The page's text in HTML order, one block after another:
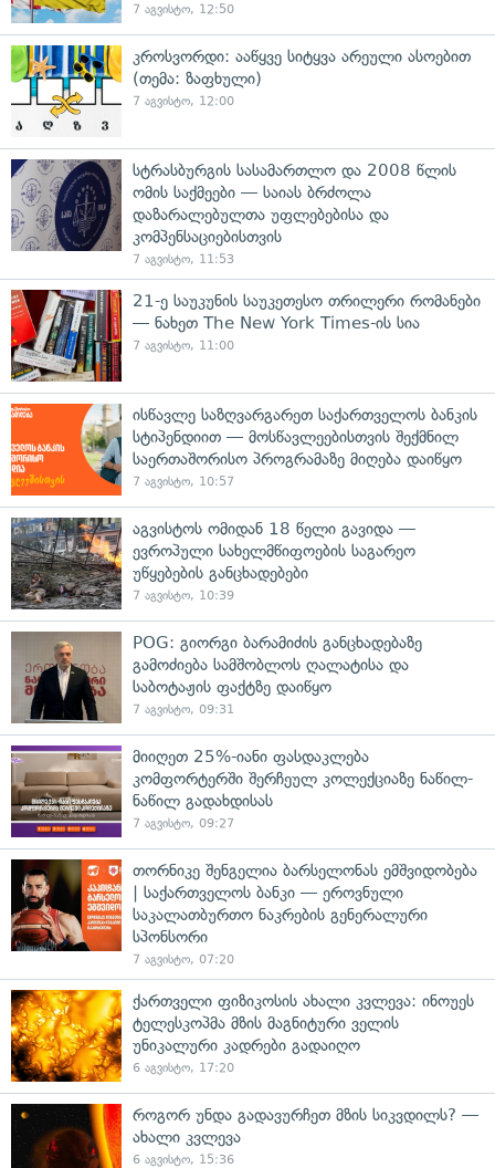
7 აგვისტო, 12:50
კროსვორდი: ააწყვე სიტყვა არეული ასოებით
(თემა: ზაფხული)
7 აგვისტო, 12:00
სტრასბურგის სასამართლო და 2008 წლის
ომის საქმეები — საიას ბრძოლა
დაზარალებულთა უფლებებისა და
კომპენსაციებისთვის
7 აგვისტო, 11:53
21-ე საუკუნის საუკეთესო თრილერი რომანები
— ნახეთ The New York Times-ის სია
7 აგვისტო, 11:00
ისწავლე საზღვარგარეთ საქართველოს ბანკის
სტიპენდიით — მოსწავლეებისთვის შექმნილ
საერთაშორისო პროგრამაზე მიღება დაიწყო
7 აგვისტო, 10:57
აგვისტოს ომიდან 18 წელი გავიდა —
ევროპული სახელმწიფოების საგარეო
უწყებების განცხადებები
7 აგვისტო, 10:39
POG: გიორგი ბარამიძის განცხადებაზე
გამოძიება სამშობლოს ღალატისა და
საბოტაჟის ფაქტზე დაიწყო
7 აგვისტო, 09:31
მიიღეთ 25%-იანი ფასდაკლება
კომფორტერში შერჩეულ კოლექციაზე ნაწილ-
ნაწილ გადახდისას
7 აგვისტო, 09:27
თორნიკე შენგელია ბარსელონას ემშვიდობება
| საქართველოს ბანკი — ეროვნული
საკალათბურთო ნაკრების გენერალური
სპონსორი
7 აგვისტო, 07:20
ქართველი ფიზიკოსის ახალი კვლევა: ინოუეს
ტელესკოპმა მზის მაგნიტური ველის
უნიკალური კადრები გადაიღო
6 აგვისტო, 17:20
როგორ უნდა გადავურჩეთ მზის სიკვდილს? —
ახალი კვლევა
6 აგვისტო, 15:36